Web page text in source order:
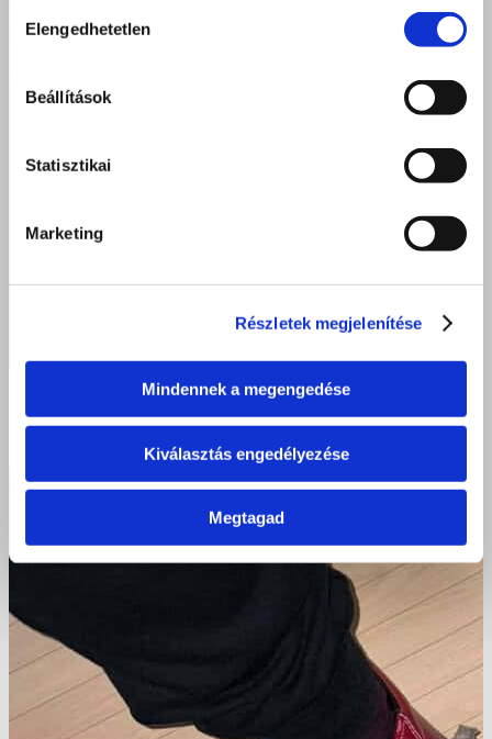
kiválasztása
Elengedhetetlen
Beállítások
Statisztikai
Marketing
Részletek megjelenítése
Mindennek a megengedése
Kiválasztás engedélyezése
Megtagad
Emlékek, elismerések és üzenetek a jövőnek –
különleges ballagás Debrecen Postakert utca